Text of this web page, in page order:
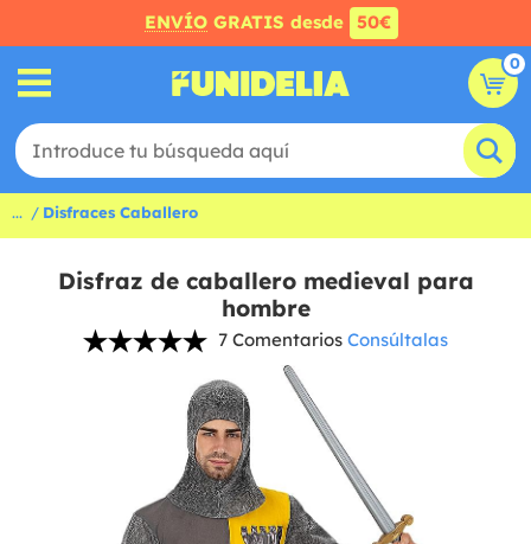
ENVÍO GRATIS desde 50€
0
... Disfraces Caballero
Disfraz de caballero medieval para
hombre
7 Comentarios Consúltalas